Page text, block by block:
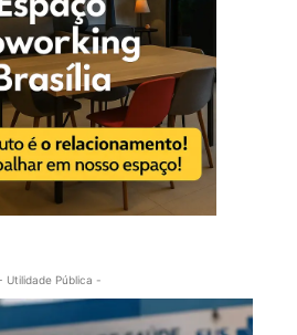
Utilidade Pública -